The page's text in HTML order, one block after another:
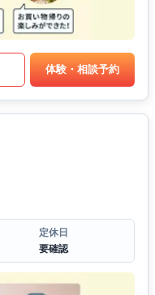
体験・相談予約
定休日
要確認